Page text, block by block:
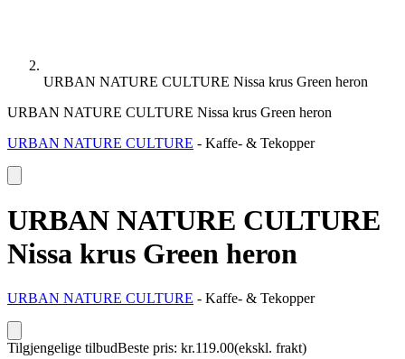
URBAN NATURE CULTURE Nissa krus Green heron
URBAN NATURE CULTURE Nissa krus Green heron
URBAN NATURE CULTURE - Kaffe- & Tekopper
URBAN NATURE CULTURE
Nissa krus Green heron
URBAN NATURE CULTURE - Kaffe- & Tekopper
Tilgjengelige tilbudBeste pris: kr.119.00(ekskl. frakt)